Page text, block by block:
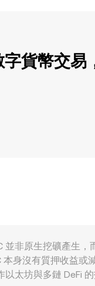
貨幣交易
非原生挖礦產生
身沒有質押收益
太坊與多鏈 DeFi